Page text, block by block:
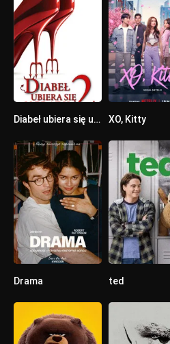
0Diabeł ubiera się u Prady 2 XO, Kitty
Drama ted